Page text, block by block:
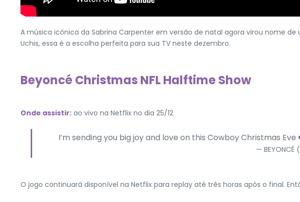
A música icônica da Sabrina Carpenter em versão de natal agora virou nome
Uchis, essa é a escolha perfeita para sua TV neste dezembro.
Beyoncé Christmas NFL Halftime Show
Onde assistir: ao vivo na Netflix no dia 25/12
I’m sending you big joy and love on this Cowboy Christmas
— BEYONCÉ
O jogo continuará disponível na Netflix para replay até três horas após o final.